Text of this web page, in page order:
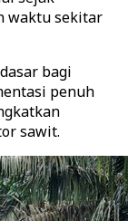
waktu sekitar
bagi
penuh
sawit.